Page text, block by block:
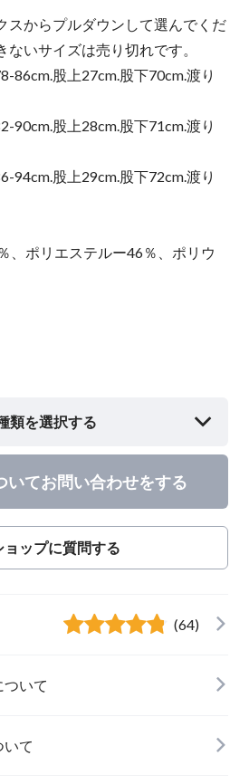
スからプルダウンして選んでくだ
ないサイズは売り切れです。
86cm.股上27cm.股下70cm.渡り
90cm.股上28cm.股下71cm.渡り
94cm.股上29cm.股下72cm.渡り
、ポリエステルー46％、ポリウ
類を選択する
いてお問い合わせをする
ョップに質問する
(64)
いて
いて